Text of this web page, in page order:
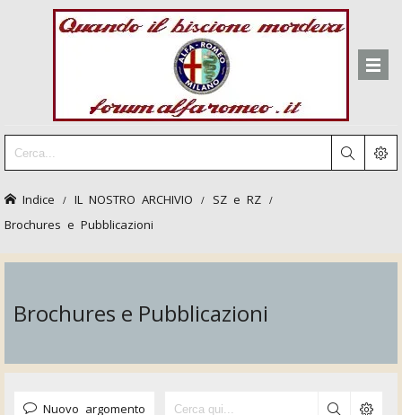
Indice IL NOSTRO ARCHIVIO SZ e RZ
Brochures e Pubblicazioni
Brochures e Pubblicazioni
Nuovo argomento